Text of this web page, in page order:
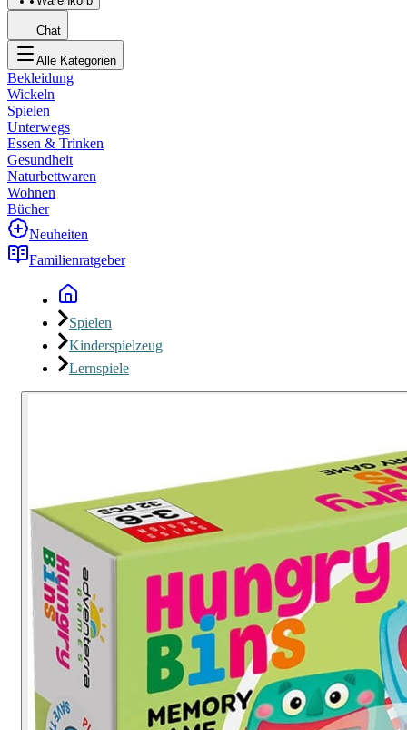
Chat
Alle Kategorien
Bekleidung
Wickeln
Spielen
Unterwegs
Essen & Trinken
Gesundheit
Naturbettwaren
Wohnen
Bücher
Neuheiten
Familienratgeber
Spielen
Kinderspielzeug
Lernspiele